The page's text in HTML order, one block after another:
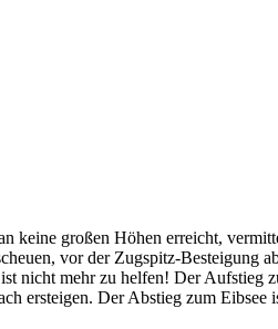
großen Höhen erreicht,
vor der Zugspitz-Besteigung
nicht mehr zu helfen! Der Aufstieg
Der Abstieg zum Eibsee